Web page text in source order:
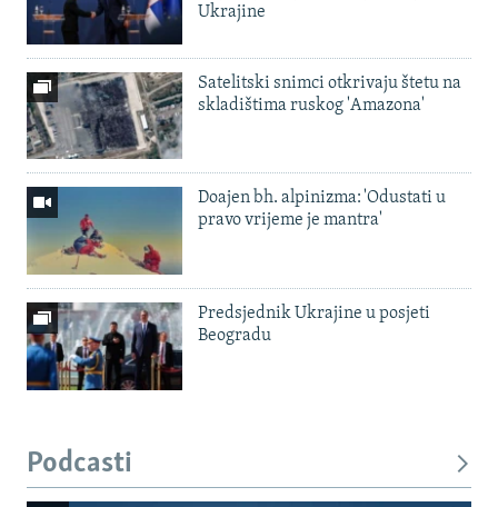
Ukrajine
Satelitski snimci otkrivaju štetu na
skladištima ruskog 'Amazona'
Doajen bh. alpinizma: 'Odustati u
pravo vrijeme je mantra'
Predsjednik Ukrajine u posjeti
Beogradu
Podcasti